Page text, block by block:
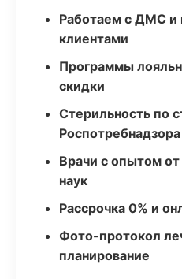
Работаем с ДМС и
клиентами
Программы
скидки
Стерильность по
Роспотребнадзора
Врачи с опытом
наук
Рассрочка 0% и
Фото-протокол
планирование